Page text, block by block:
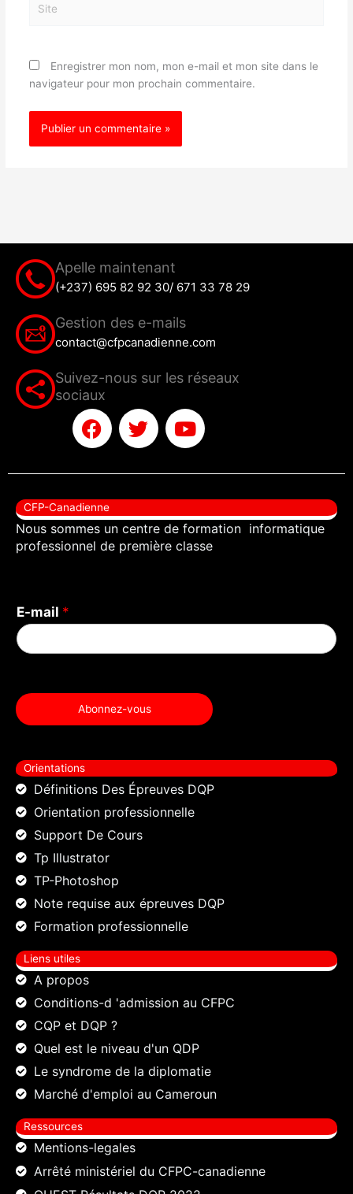
Enregistrer mon nom, mon e-mail et mon site dans le
navigateur pour mon prochain commentaire.
Apelle maintenant
(+237) 695 82 92 30/ 671 33 78 29
Gestion des e-mails
contact@cfpcanadienne.com
Suivez-nous sur les réseaux
sociaux
F
a
e
b
o
o
k
T
w
t
t
e
r
Y
o
t
u
b
e
CFP-Canadienne
Nous sommes un centre de formation informatique
professionnel de première classe
E-mail *
Abonnez-vous
Orientations
Définitions Des Épreuves DQP
Orientation professionnelle
Support De Cours
Tp Illustrator
TP-Photoshop
Note requise aux épreuves DQP
Formation professionnelle
Liens utiles
A propos
Conditions-d 'admission au CFPC
CQP et DQP ?
Quel est le niveau d'un QDP
Le syndrome de la diplomatie
Marché d'emploi au Cameroun
Ressources
Mentions-legales
Arrêté ministériel du CFPC-canadienne